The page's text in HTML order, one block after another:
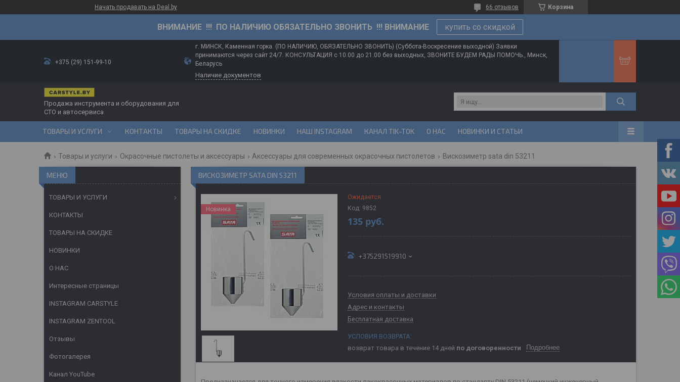
Начать продавать на Deal.by Корзина
66 отзывов
ВНИМАНИЕ !!! ПО НАЛИЧИЮ ОБЯЗАТЕЛЬНО ЗВОНИТЬ !!! ВНИМАНИЕ купить со скидкой
+375 (29) 151-99-10
г. МИНСК, Каменная горка. (ПО НАЛИЧИЮ, ОБЯЗАТЕЛЬНО ЗВОНИТЬ) (Суббота-Воскресение выходной) Заявки
принимаются через сайт 24/7. КОНСУЛЬТАЦИЯ с 10.00 до 21.00 без выходных, ЗВОНИТЕ БУДЕМ РАДЫ ПОМОЧЬ., Минск,
Беларусь
Наличие документов
Продажа инструмента и оборудования для
СТО и автосервиса
ТОВАРЫ И УСЛУГИ КОНТАКТЫ ТОВАРЫ НА СКИДКЕ НОВИНКИ НАШ INSTAGRAM КАНАЛ TIK-TOK О НАС НОВИНКИ И СТАТЬИ
Товары и услуги Окрасочные пистолеты и аксессуары Аксессуары для современных окрасочных пистолетов Вискозиметр sata din 53211
ВИСКОЗИМЕТР SATA DIN 53211
Новинка
Ожидается
Код: 9852
135 руб.
+375291519910
Условия оплаты и доставки
Адрес и контакты
Бесплатная доставка
возврат товара в течение 14 дней по договоренности Подробнее
ТОВАРЫ И УСЛУГИ
КОНТАКТЫ
ТОВАРЫ НА СКИДКЕ
НОВИНКИ
О НАС
Интересные страницы
INSTAGRAM CARSTYLE
INSTAGRAM ZENTOOL
Отзывы
Фотогалерея
Канал YouTube